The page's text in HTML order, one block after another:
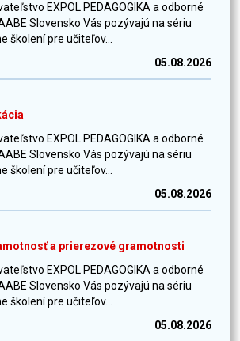
EXPOL PEDAGOGIKA a odborné
Slovensko Vás pozývajú na sériu
školení pre učiteľov...
05.08.2026
EXPOL PEDAGOGIKA a odborné
Slovensko Vás pozývajú na sériu
školení pre učiteľov...
05.08.2026
a prierezové gramotnosti
EXPOL PEDAGOGIKA a odborné
Slovensko Vás pozývajú na sériu
školení pre učiteľov...
05.08.2026